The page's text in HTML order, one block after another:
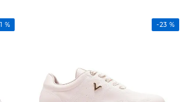
% -23 %